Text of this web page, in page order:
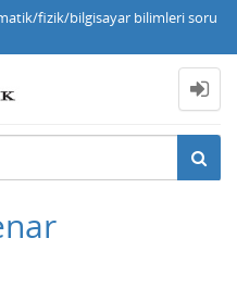
fizik/bilgisayar bilimleri soru